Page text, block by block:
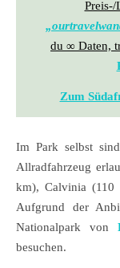
Preis-/
„
du ∞ Daten,
Zum
Im Park selbst
Allradfahrzeug
km), Calvinia (110
Aufgrund der
Nationalpark von
besuchen.